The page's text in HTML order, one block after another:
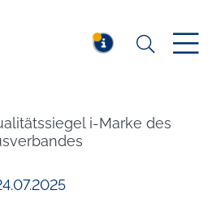
Suchen
i-Marke des
am: